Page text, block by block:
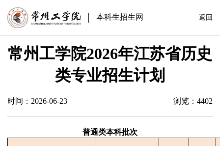
本科生招生网 返回
常州工学院2026年江苏省历史
类专业招生计划
时间：2026-06-23 浏览： 4402
普通类本科批次